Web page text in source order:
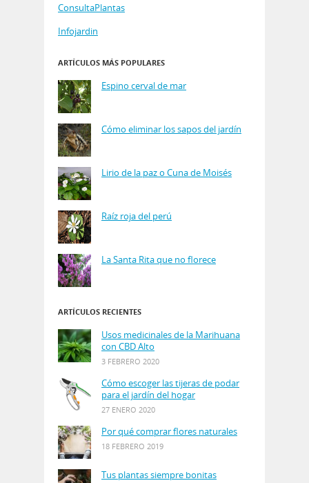
ConsultaPlantas
Infojardin
ARTÍCULOS MÁS POPULARES
Espino cerval de mar
Cómo eliminar los sapos del jardín
Lirio de la paz o Cuna de Moisés
Raíz roja del perú
La Santa Rita que no florece
ARTÍCULOS RECIENTES
Usos medicinales de la Marihuana
con CBD Alto
3 FEBRERO 2020
Cómo escoger las tijeras de podar
para el jardín del hogar
27 ENERO 2020
Por qué comprar flores naturales
18 FEBRERO 2019
Tus plantas siempre bonitas